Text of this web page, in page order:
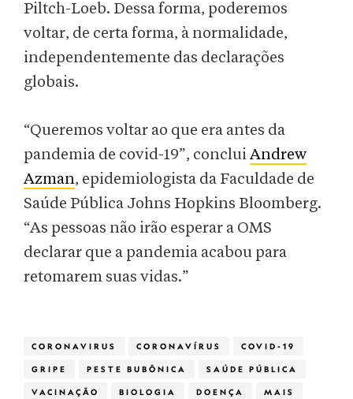
Piltch-Loeb. Dessa forma, poderemos
voltar, de certa forma, à normalidade,
independentemente das declarações
globais.
“Queremos voltar ao que era antes da
pandemia de covid-19”, concluiAndrew
Azman, epidemiologista da Faculdade de
Saúde Pública Johns Hopkins Bloomberg.
“As pessoas não irão esperar a OMS
declarar que a pandemia acabou para
retomarem suas vidas.”
CORONAVIRUS CORONAVÍRUS COVID-19
GRIPE PESTE BUBÔNICA SAÚDE PÚBLICA
VACINAÇÃO BIOLOGIA DOENÇA MAIS